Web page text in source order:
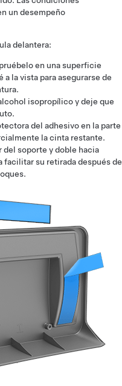
un desempeño
delantera:
en una superficie
la vista para asegurarse de
isopropílico y deje que
del adhesivo en la parte
la cinta restante.
soporte y doble hacia
facilitar su retirada después de